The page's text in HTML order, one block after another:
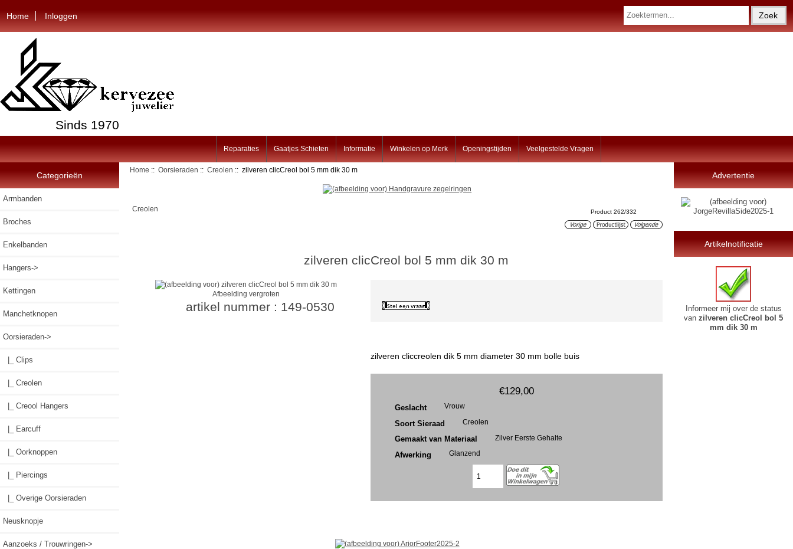
Home Inloggen
Sinds 1970
Reparaties Gaatjes Schieten Informatie Winkelen op Merk Openingstijden Veelgestelde Vragen
Categorieën
Armbanden
Broches
Enkelbanden
Hangers->
Kettingen
Manchetknopen
Oorsieraden->
|_ Clips
|_ Creolen
|_ Creool Hangers
|_ Earcuff
|_ Oorknoppen
|_ Piercings
|_ Overige Oorsieraden
Neusknopje
Aanzoeks / Trouwringen->
Home ::Oorsieraden ::Creolen :: zilveren clicCreol bol 5 mm dik 30 m
Creolen Product 262/332
zilveren clicCreol bol 5 mm dik 30 m
Afbeelding vergroten
artikel nummer : 149-0530
zilveren cliccreolen dik 5 mm diameter 30 mm bolle buis
€129,00
Geslacht Vrouw
Soort Sieraad Creolen
Gemaakt van Materiaal Zilver Eerste Gehalte
Afwerking Glanzend
Advertentie
Artikelnotificatie
Informeer mij over de status
vanzilveren clicCreol bol 5
mm dik 30 m